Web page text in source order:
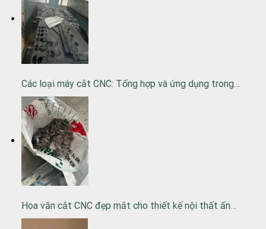
Các loại máy cắt CNC: Tổng hợp và ứng dụng trong…
Hoa văn cắt CNC đẹp mắt cho thiết kế nội thất ấn…